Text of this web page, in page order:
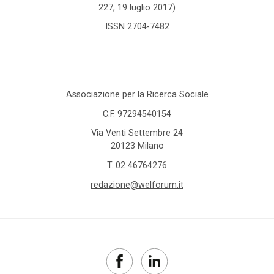
227, 19 luglio 2017)
ISSN 2704-7482
Associazione per la Ricerca Sociale
C.F. 97294540154
Via Venti Settembre 24
20123 Milano
T. 02 46764276
redazione@welforum.it